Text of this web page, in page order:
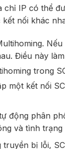
chỉ IP có thể
nối khác
Điều này
trong
một kết nối
động phân
và tình
truyền bị lỗi,